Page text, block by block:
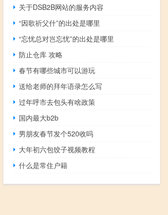
关于DSB2B网站的服务内容
“因歌祈父什”的出处是哪里
“忘忧总对岂忘忧”的出处是哪里
防止仓库 攻略
春节有哪些城市可以游玩
送给老师的拜年语录怎么写
过年呼市去包头有啥政策
国内最大b2b
男朋友春节发个520收吗
大年初六包饺子视频教程
什么是常住户籍